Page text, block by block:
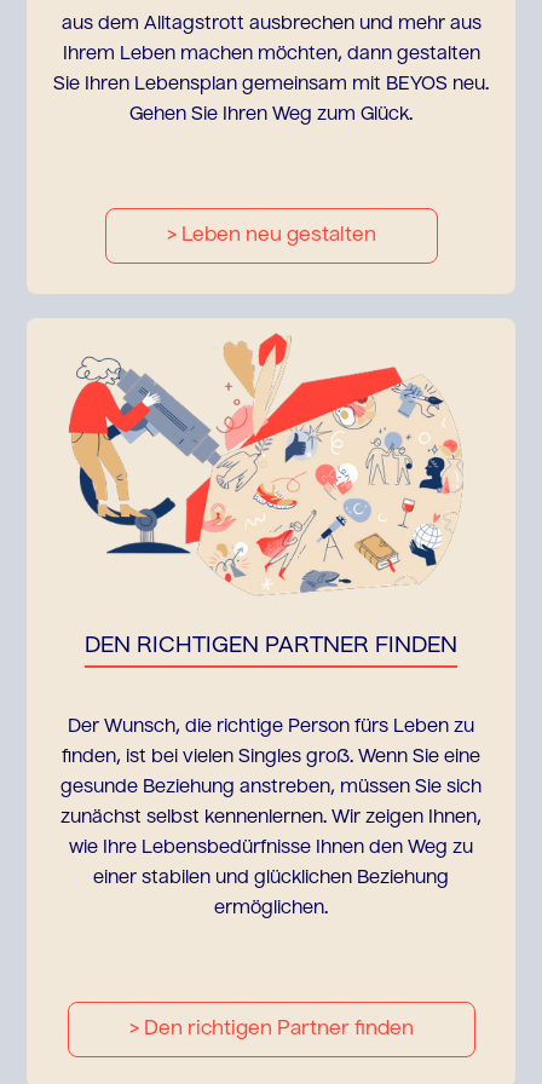
aus dem Alltagstrott ausbrechen und mehr aus
Ihrem Leben machen möchten, dann gestalten
Sie Ihren Lebensplan gemeinsam mit BEYOS neu.
Gehen Sie Ihren Weg zum Glück.
> Leben neu gestalten
DEN RICHTIGEN PARTNER FINDEN
Der Wunsch, die richtige Person fürs Leben zu
finden, ist bei vielen Singles groß. Wenn Sie eine
gesunde Beziehung anstreben, müssen Sie sich
zunächst selbst kennenlernen. Wir zeigen Ihnen,
wie Ihre Lebensbedürfnisse Ihnen den Weg zu
einer stabilen und glücklichen Beziehung
ermöglichen.
> Den richtigen Partner finden